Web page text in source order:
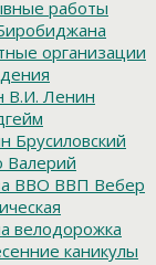
работы
организации
В.И. Ленин
Брусиловский
Валерий
ВВО ВВП Вебер
велодорожка
каникулы